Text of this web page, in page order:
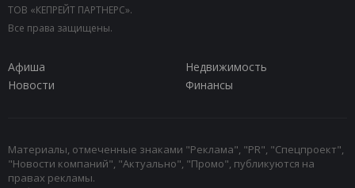
ТОВ «КЕПРЕЙТ ПАРТНЕРС».
Все права защищены.
Афиша
Недвижимость
Новости
Финансы
Материалы, отмеченные знаками "Реклама", "PR", "Спецпроект",
"Новости компаний", "Актуально", "Промо", публикуются на
правах рекламы.